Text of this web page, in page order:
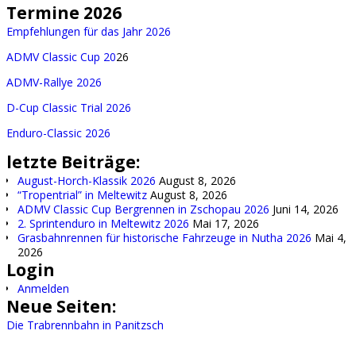
Termine 2026
Empfehlungen für das Jahr 2026
ADMV Classic Cup 2026
ADMV-Rallye 2026
D-Cup Classic Trial 2026
Enduro-Classic 2026
letzte Beiträge:
August-Horch-Klassik 2026 August 8, 2026
“Tropentrial” in Meltewitz August 8, 2026
ADMV Classic Cup Bergrennen in Zschopau 2026 Juni 14, 2026
2. Sprintenduro in Meltewitz 2026 Mai 17, 2026
Grasbahnrennen für historische Fahrzeuge in Nutha 2026 Mai 4,
2026
Login
Anmelden
Neue Seiten:
Die Trabrennbahn in Panitzsch